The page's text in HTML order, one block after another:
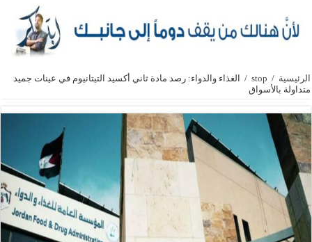
الرئيسية /
stop
/
الغذاء والدواء: رصد مادة ثاني أكسيد التيتانيوم في عينات جميد
متداولة بالأسواق